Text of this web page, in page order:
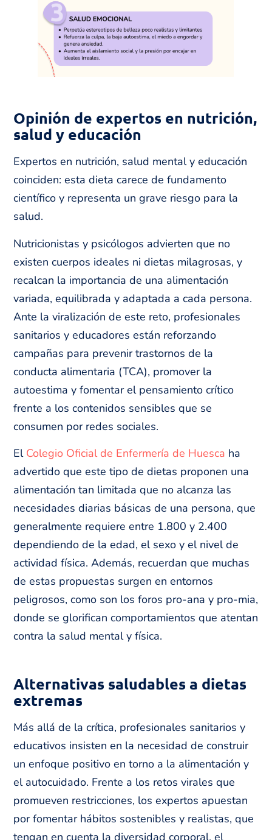
Opinión de expertos en nutrición,
salud y educación
Expertos en nutrición, salud mental y educación
coinciden: esta dieta carece de fundamento
científico y representa un grave riesgo para la
salud.
Nutricionistas y psicólogos advierten que no
existen cuerpos ideales ni dietas milagrosas, y
recalcan la importancia de una alimentación
variada, equilibrada y adaptada a cada persona.
Ante la viralización de este reto, profesionales
sanitarios y educadores están reforzando
campañas para prevenir trastornos de la
conducta alimentaria (TCA), promover la
autoestima y fomentar el pensamiento crítico
frente a los contenidos sensibles que se
consumen por redes sociales.
El Colegio Oficial de Enfermería de Huesca ha
advertido que este tipo de dietas proponen una
alimentación tan limitada que no alcanza las
necesidades diarias básicas de una persona, que
generalmente requiere entre 1.800 y 2.400
dependiendo de la edad, el sexo y el nivel de
actividad física. Además, recuerdan que muchas
de estas propuestas surgen en entornos
peligrosos, como son los foros pro-ana y pro-mia,
donde se glorifican comportamientos que atentan
contra la salud mental y física.
Alternativas saludables a dietas
extremas
Más allá de la crítica, profesionales sanitarios y
educativos insisten en la necesidad de construir
un enfoque positivo en torno a la alimentación y
el autocuidado. Frente a los retos virales que
promueven restricciones, los expertos apuestan
por fomentar hábitos sostenibles y realistas, que